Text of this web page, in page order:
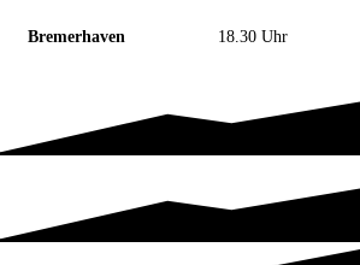
Bremerhaven 18.30 Uhr